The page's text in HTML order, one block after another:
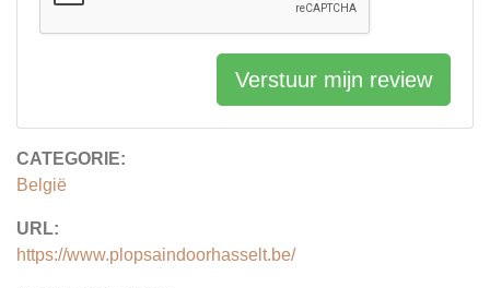
CATEGORIE:
België
URL:
https://www.plopsaindoorhasselt.be/
Verstuur mijn review